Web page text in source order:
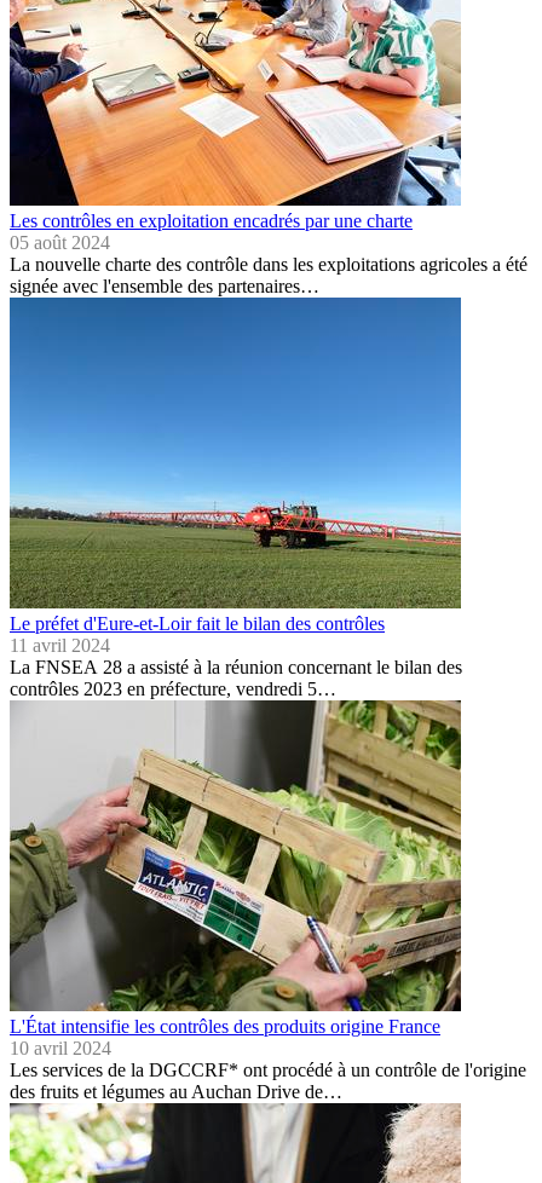
Les contrôles en exploitation encadrés par une charte
05 août 2024
La nouvelle charte des contrôle dans les exploitations agricoles a été
signée avec l'ensemble des partenaires…
Le préfet d'Eure-et-Loir fait le bilan des contrôles
11 avril 2024
La FNSEA 28 a assisté à la réunion concernant le bilan des
contrôles 2023 en préfecture, vendredi 5…
L'État intensifie les contrôles des produits origine France
10 avril 2024
Les services de la DGCCRF* ont procédé à un contrôle de l'origine
des fruits et légumes au Auchan Drive de…